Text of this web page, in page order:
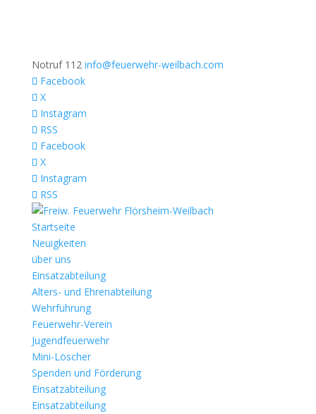
Notruf 112 info@feuerwehr-weilbach.com
Facebook
X
Instagram
RSS
Facebook
X
Instagram
RSS
Startseite
Neuigkeiten
über uns
Einsatzabteilung
Alters- und Ehrenabteilung
Wehrführung
Feuerwehr-Verein
Jugendfeuerwehr
Mini-Löscher
Spenden und Förderung
Einsatzabteilung
Einsatzabteilung